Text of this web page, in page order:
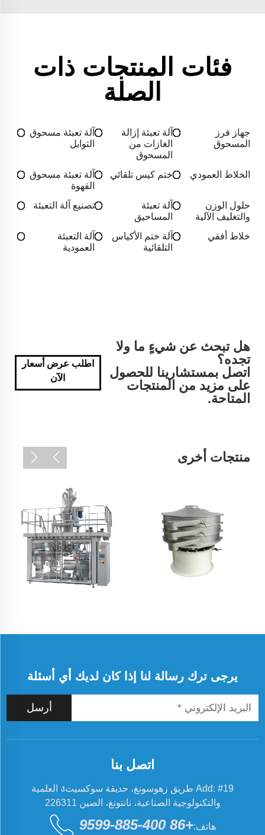
فئات المنتجات ذات
الصلة
جهاز فرز
المسحوق
آلة تعبئة إزالة
الغازات من
المسحوق
آلة تعبئة مسحوق
التوابل
الخلاط العمودي ختم كيس تلقائي
آلة تعبئة مسحوق
القهوة
حلول الوزن
والتغليف الآلية
آلة تعبئة
المساحيق
تصنيع آلة التعبئة
خلاط أفقي
آلة ختم الأكياس
التلقائية
آلة التعبئة
العمودية
هل تبحث عن شيءٍ ما ولا
تجده؟
اتصل بمستشارينا للحصول
على مزيد من المنتجات
المتاحة.
اطلب عرض أسعار
الآن
منتجات أخرى
يرجى ترك رسالة لنا إذا كان لديك أي أسئلة
أرسل
اتصل بنا
Add: #19 طريق زهوسونغ، حديقة سوكسيتง العلمية
والتكنولوجية الصناعية، نانتونغ، الصين 226311
هاتف:+86 400-885-9599